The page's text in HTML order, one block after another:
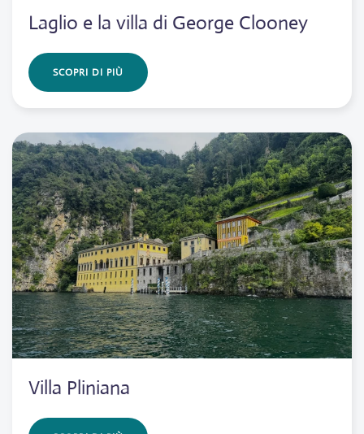
Laglio e la villa di George Clooney
SCOPRI DI PIÙ
Villa Pliniana